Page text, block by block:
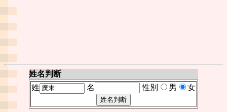
姓名判断
姓
名 性別 男 女